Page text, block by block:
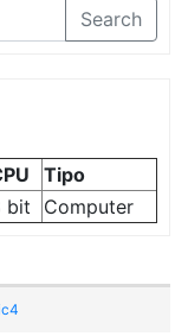
Search
Tipo
bit Computer